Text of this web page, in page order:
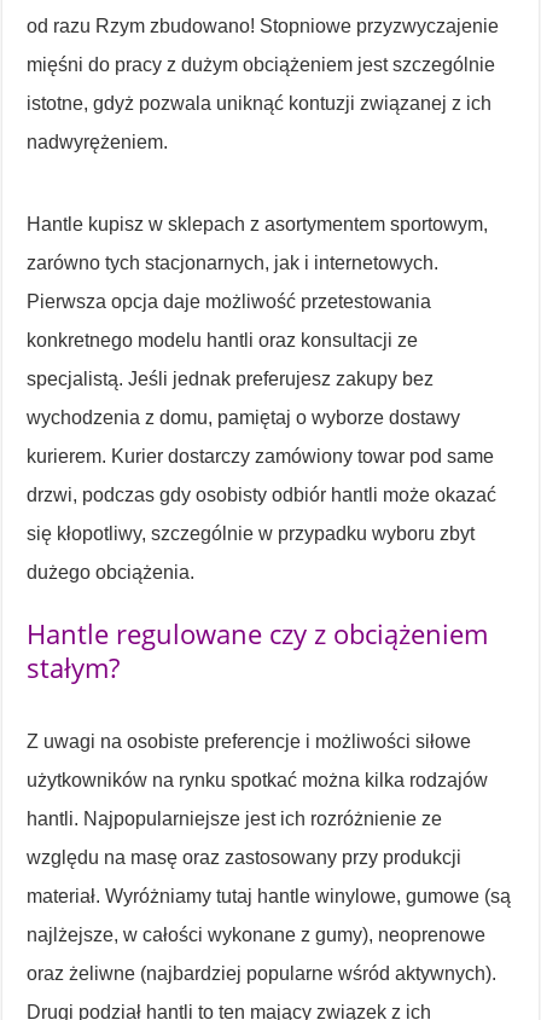
od razu Rzym zbudowano! Stopniowe przyzwyczajenie
mięśni do pracy z dużym obciążeniem jest szczególnie
istotne, gdyż pozwala uniknąć kontuzji związanej z ich
nadwyrężeniem.
Hantle kupisz w sklepach z asortymentem sportowym,
zarówno tych stacjonarnych, jak i internetowych.
Pierwsza opcja daje możliwość przetestowania
konkretnego modelu hantli oraz konsultacji ze
specjalistą. Jeśli jednak preferujesz zakupy bez
wychodzenia z domu, pamiętaj o wyborze dostawy
kurierem. Kurier dostarczy zamówiony towar pod same
drzwi, podczas gdy osobisty odbiór hantli może okazać
się kłopotliwy, szczególnie w przypadku wyboru zbyt
dużego obciążenia.
Hantle regulowane czy z obciążeniem
stałym?
Z uwagi na osobiste preferencje i możliwości siłowe
użytkowników na rynku spotkać można kilka rodzajów
hantli. Najpopularniejsze jest ich rozróżnienie ze
względu na masę oraz zastosowany przy produkcji
materiał. Wyróżniamy tutaj hantle winylowe, gumowe (są
najlżejsze, w całości wykonane z gumy), neoprenowe
oraz żeliwne (najbardziej popularne wśród aktywnych).
Drugi podział hantli to ten mający związek z ich